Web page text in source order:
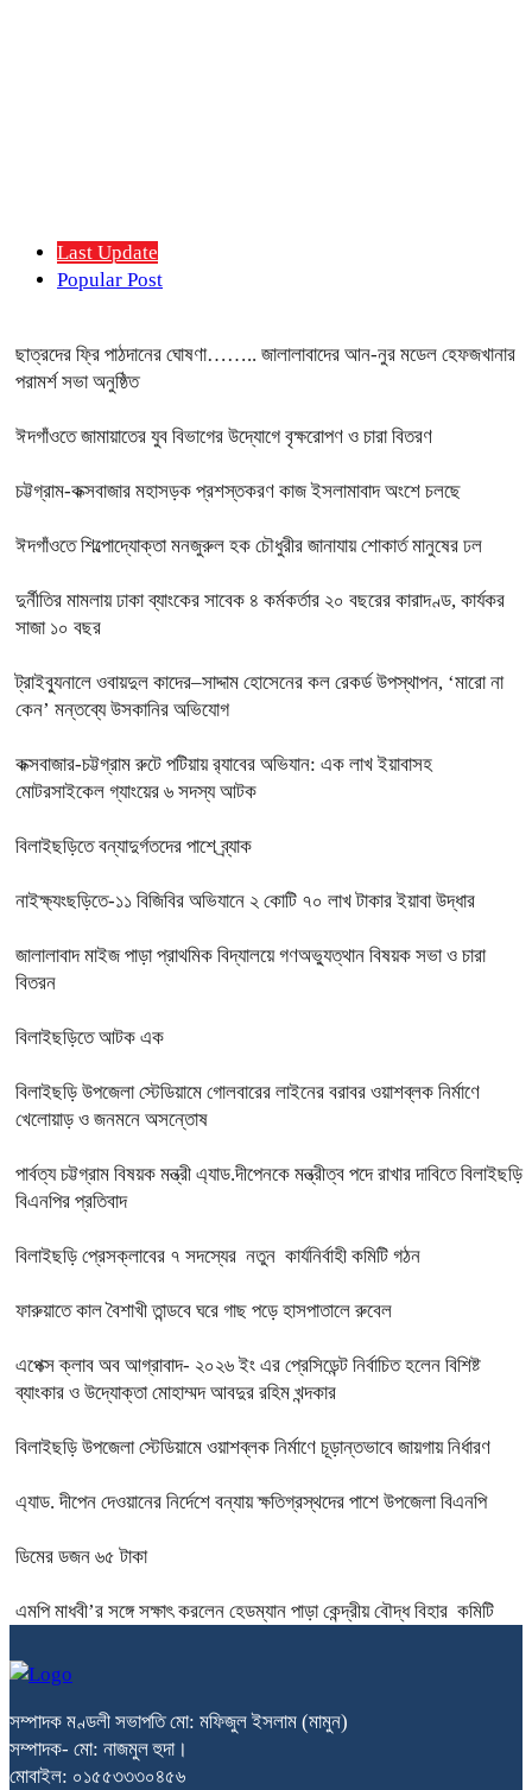
Last Update
Popular Post
ছাত্রদের ফ্রি পাঠদানের ঘোষণা…….. জালালাবাদের আন-নুর মডেল হেফজখানার
পরামর্শ সভা অনুষ্ঠিত
ঈদগাঁওতে জামায়াতের যুব বিভাগের উদ্যোগে বৃক্ষরোপণ ও চারা বিতরণ
চট্টগ্রাম-কক্সবাজার মহাসড়ক প্রশস্তকরণ কাজ ইসলামাবাদ অংশে চলছে
ঈদগাঁওতে শিল্পোদ্যোক্তা মনজুরুল হক চৌধুরীর জানাযায় শোকার্ত মানুষের ঢল
দুর্নীতির মামলায় ঢাকা ব্যাংকের সাবেক ৪ কর্মকর্তার ২০ বছরের কারাদণ্ড, কার্যকর
সাজা ১০ বছর
ট্রাইব্যুনালে ওবায়দুল কাদের–সাদ্দাম হোসেনের কল রেকর্ড উপস্থাপন, ‘মারো না
কেন’ মন্তব্যে উসকানির অভিযোগ
কক্সবাজার-চট্টগ্রাম রুটে পটিয়ায় র‍্যাবের অভিযান: এক লাখ ইয়াবাসহ
মোটরসাইকেল গ্যাংয়ের ৬ সদস্য আটক
বিলাইছড়িতে বন্যাদুর্গতদের পাশে ব্র্যাক
নাইক্ষ্যংছড়িতে-১১ বিজিবির অভিযানে ২ কোটি ৭০ লাখ টাকার ইয়াবা উদ্ধার
জালালাবাদ মাইজ পাড়া প্রাথমিক বিদ্যালয়ে গণঅভ্যুত্থান বিষয়ক সভা ও চারা
বিতরন
বিলাইছড়িতে আটক এক
বিলাইছড়ি উপজেলা স্টেডিয়ামে গোলবারের লাইনের বরাবর ওয়াশব্লক নির্মাণে
খেলোয়াড় ও জনমনে অসন্তোষ
পার্বত্য চট্টগ্রাম বিষয়ক মন্ত্রী এ্যাড.দীপেনকে মন্ত্রীত্ব পদে রাখার দাবিতে বিলাইছড়ি
বিএনপির প্রতিবাদ
বিলাইছড়ি প্রেসক্লাবের ৭ সদস্যের নতুন কার্যনির্বাহী কমিটি গঠন
ফারুয়াতে কাল বৈশাখী তান্ডবে ঘরে গাছ পড়ে হাসপাতালে রুবেল
এপেক্স ক্লাব অব আগ্রাবাদ- ২০২৬ ইং এর প্রেসিডেন্ট নির্বাচিত হলেন বিশিষ্ট
ব্যাংকার ও উদ্যোক্তা মোহাম্মদ আবদুর রহিম খন্দকার
বিলাইছড়ি উপজেলা স্টেডিয়ামে ওয়াশব্লক নির্মাণে চূড়ান্তভাবে জায়গায় নির্ধারণ
এ্যাড. দীপেন দেওয়ানের নির্দেশে বন্যায় ক্ষতিগ্রস্থদের পাশে উপজেলা বিএনপি
ডিমের ডজন ৬৫ টাকা
এমপি মাধবী’র সঙ্গে সক্ষাৎ করলেন হেডম্যান পাড়া কেন্দ্রীয় বৌদ্ধ বিহার কমিটি
সম্পাদক মণ্ডলী সভাপতি মো: মফিজুল ইসলাম (মামুন)
সম্পাদক- মো: নাজমুল হুদা।
মোবাইল: ০১৫৫৩৩৩০৪৫৬